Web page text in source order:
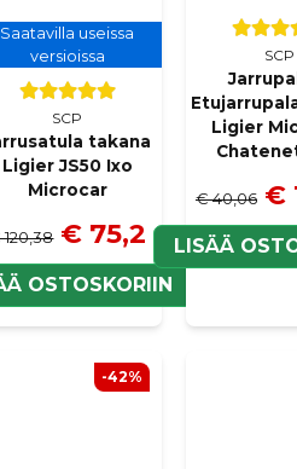
Saatavilla useissa
versioissa
SCP
takana
Ligier JS50 Ixo
Microcar
€ 75,2
OSTOSKORIIN
SCP
Ligier
€ 40,06 €
LISÄÄ
-42%